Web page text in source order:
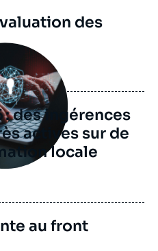
des
des ingérences
actives sur de
locale
au front